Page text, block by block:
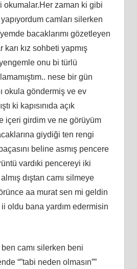
okumalar.Her zaman ki gibi
camları silerken
bacaklarımı gözetleyen
karı kız sohbeti yapmış
onu bi türlü
nese bir gün
okula göndermiş ve ev
ki kapısınıda açık
içeri girdim ve ne görüyüm
giydiği ten rengi
beline asmış pencere
vardıki pencereyi iki
dıştan camı silmeye
aa murat sen mi geldin
oldu bana yardım edermisin
camı silerken beni
“”tabi neden olmasın””